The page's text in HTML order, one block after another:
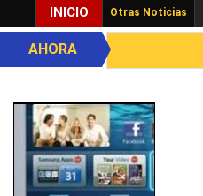
INICIO Otras Noticias
AHORA